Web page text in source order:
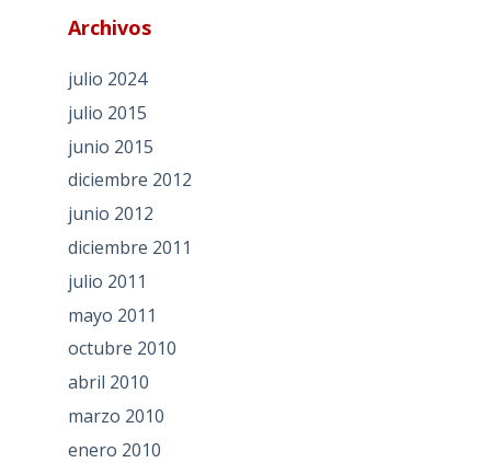
Archivos
julio 2024
julio 2015
junio 2015
diciembre 2012
junio 2012
diciembre 2011
julio 2011
mayo 2011
octubre 2010
abril 2010
marzo 2010
enero 2010